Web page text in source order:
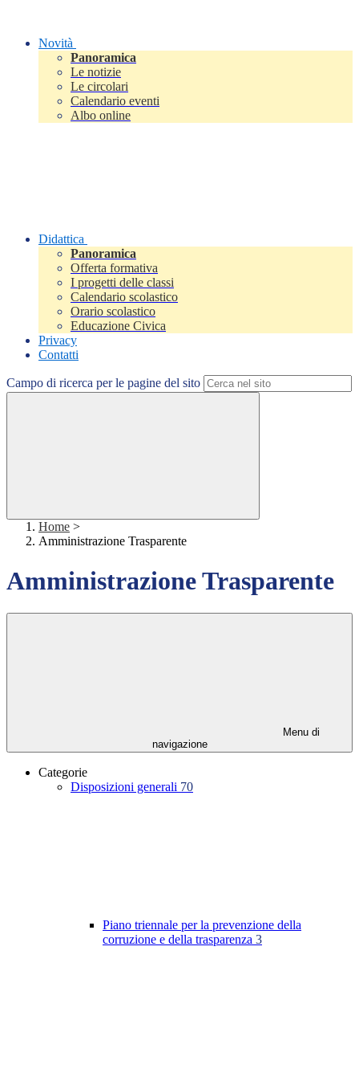
Novità
Panoramica
Le notizie
Le circolari
Calendario eventi
Albo online
Didattica
Panoramica
Offerta formativa
I progetti delle classi
Calendario scolastico
Orario scolastico
Educazione Civica
Privacy
Contatti
Campo di ricerca per le pagine del sito
Home >
Amministrazione Trasparente
Amministrazione Trasparente
Menu di
navigazione
Categorie
Disposizioni generali 70
Piano triennale per la prevenzione della
corruzione e della trasparenza 3